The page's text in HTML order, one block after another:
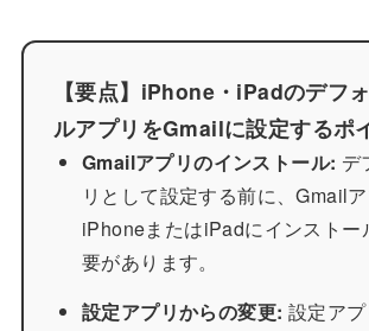
【要点】iPhone・iPadのデフ
ルアプリをGmailに設定するポ
Gmailアプリのインストール: デ
リとして設定する前に、Gmail
iPhoneまたはiPadにインストー
要があります。
設定アプリからの変更: 設定ア